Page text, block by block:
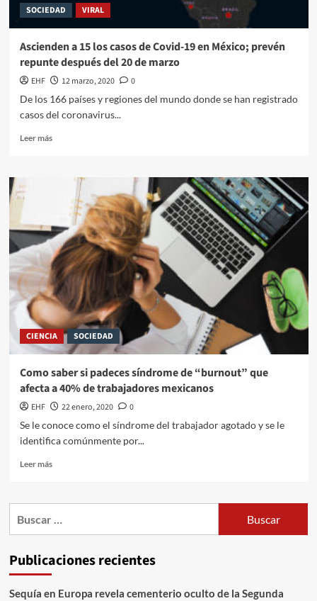
SOCIEDAD VIRAL
Ascienden a 15 los casos de Covid-19 en México; prevén
repunte después del 20 de marzo
EHF 12 marzo, 2020
0
De los 166 países y regiones del mundo donde se han registrado
casos del coronavirus...
Leer más
CIENCIA SOCIEDAD
Como saber si padeces síndrome de “burnout” que
afecta a 40% de trabajadores mexicanos
EHF 22 enero, 2020
0
Se le conoce como el síndrome del trabajador agotado y se le
identifica comúnmente por...
Leer más
Publicaciones recientes
Sequía en Europa revela cementerio oculto de la Segunda